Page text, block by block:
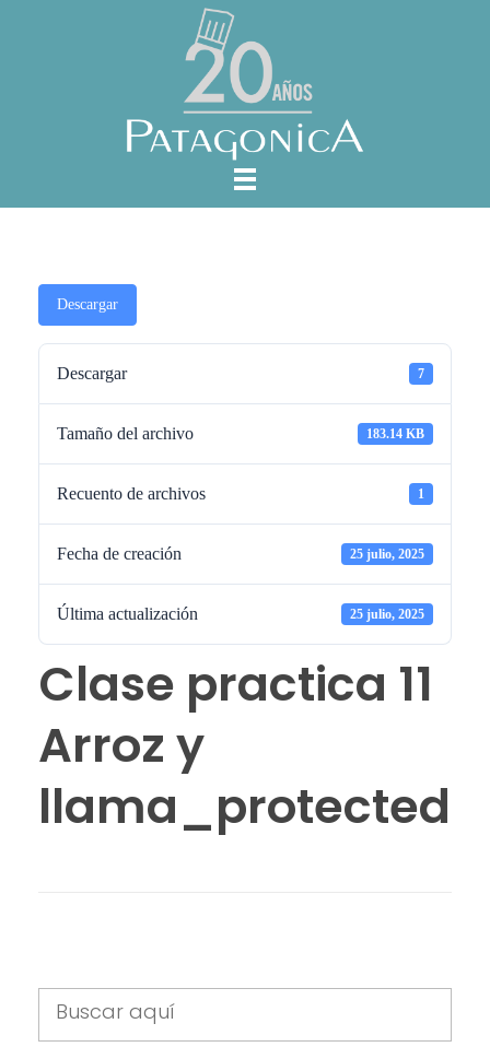
Descargar
Descargar 7
Tamaño del archivo 183.14 KB
Recuento de archivos 1
Fecha de creación 25 julio, 2025
Última actualización 25 julio, 2025
Clase practica 11
Arroz y
llama_protected